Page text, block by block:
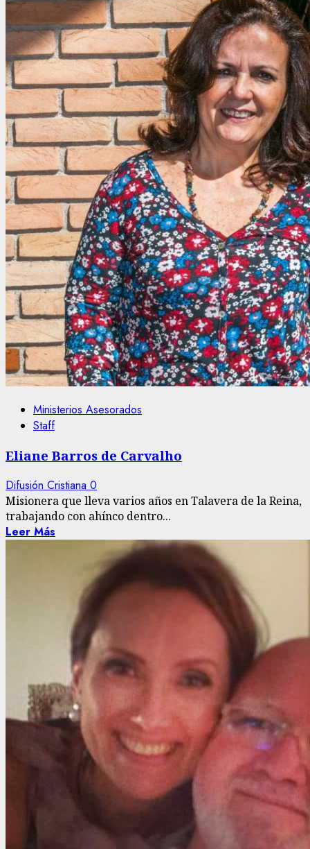
Ministerios Asesorados
Staff
Eliane Barros de Carvalho
Difusión Cristiana 0
Misionera que lleva varios años en Talavera de la Reina,
trabajando con ahínco dentro...
Leer Más